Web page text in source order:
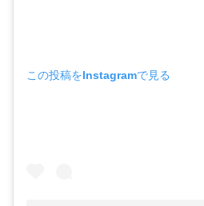
この投稿をInstagramで見る